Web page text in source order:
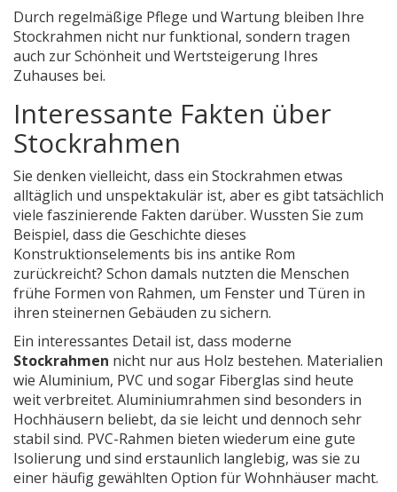
Durch regelmäßige Pflege und Wartung bleiben Ihre
Stockrahmen nicht nur funktional, sondern tragen
auch zur Schönheit und Wertsteigerung Ihres
Zuhauses bei.
Interessante Fakten über
Stockrahmen
Sie denken vielleicht, dass ein Stockrahmen etwas
alltäglich und unspektakulär ist, aber es gibt tatsächlich
viele faszinierende Fakten darüber. Wussten Sie zum
Beispiel, dass die Geschichte dieses
Konstruktionselements bis ins antike Rom
zurückreicht? Schon damals nutzten die Menschen
frühe Formen von Rahmen, um Fenster und Türen in
ihren steinernen Gebäuden zu sichern.
Ein interessantes Detail ist, dass moderne
Stockrahmen nicht nur aus Holz bestehen. Materialien
wie Aluminium, PVC und sogar Fiberglas sind heute
weit verbreitet. Aluminiumrahmen sind besonders in
Hochhäusern beliebt, da sie leicht und dennoch sehr
stabil sind. PVC-Rahmen bieten wiederum eine gute
Isolierung und sind erstaunlich langlebig, was sie zu
einer häufig gewählten Option für Wohnhäuser macht.